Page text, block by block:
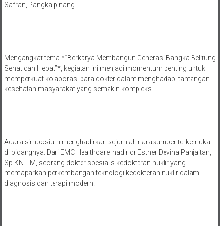
Safran, Pangkalpinang.
Mengangkat tema *“Berkarya Membangun Generasi Bangka Belitung
Sehat dan Hebat”*, kegiatan ini menjadi momentum penting untuk
memperkuat kolaborasi para dokter dalam menghadapi tantangan
kesehatan masyarakat yang semakin kompleks.
Acara simposium menghadirkan sejumlah narasumber terkemuka
di bidangnya. Dari EMC Healthcare, hadir dr Esther Devina Panjaitan,
Sp.KN-TM, seorang dokter spesialis kedokteran nuklir yang
memaparkan perkembangan teknologi kedokteran nuklir dalam
diagnosis dan terapi modern.